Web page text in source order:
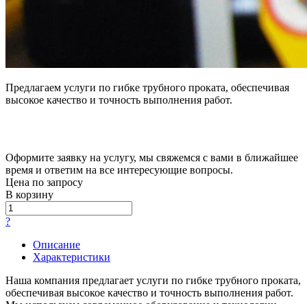
Предлагаем услуги по гибке трубного проката, обеспечивая
высокое качество и точность выполнения работ.
Оформите заявку на услугу, мы свяжемся с вами в ближайшее
время и ответим на все интересующие вопросы.
Цена по запросу
В корзину
?
Описание
Характеристики
Наша компания предлагает услуги по гибке трубного проката,
обеспечивая высокое качество и точность выполнения работ.